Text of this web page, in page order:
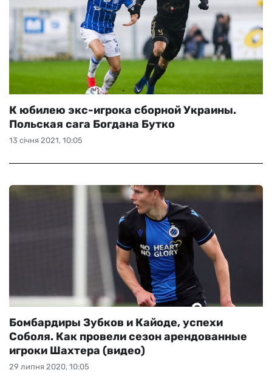
13 січня 2021, 10:05
К юбилею экс-игрока сборной Украины.
Польская сага Богдана Бутко
29 липня 2020, 10:05
Бомбардиры Зубков и Кайоде, успехи
Соболя. Как провели сезон арендованные
игроки Шахтера (видео)